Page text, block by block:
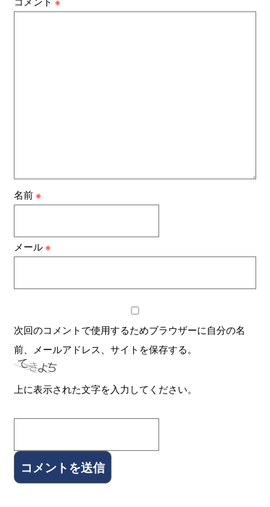
名前※
メール※
次回のコメントで使用するためブラウザーに自分の名
前、メールアドレス、サイトを保存する。
上に表示された文字を入力してください。